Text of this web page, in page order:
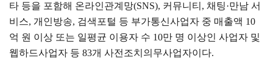
타 등을 포함해 온라인관계망(SNS), 커뮤니티 , 채팅·만남 서
비스, 개인방송, 검색포털 등 부가통신사업자 중 매출액 10
억 원 이상 또는 일평균 이용자 수 10만 명 이상인 사업자 및
웹하드사업자 등 83개 사전조치의무사업자이다.